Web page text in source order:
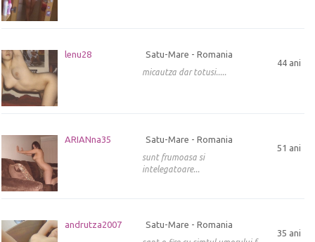
lenu28
44 ani
Satu-Mare - Romania
micautza dar totusi.....
ARIANna35
51 ani
Satu-Mare - Romania
sunt frumoasa si
intelegatoare...
andrutza2007
35 ani
Satu-Mare - Romania